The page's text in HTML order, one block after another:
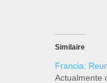
Similaire
Francia:
Actualmente